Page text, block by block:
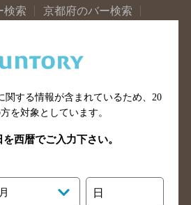
検索
京都府のバー検索
索
和歌山県のバー検索
検索
鳥取県のバー検索
検索
徳島県のバー検索
検索
愛媛県のバー検索
索
索
佐賀県のバー検索
関する情報が含まれているため、 20
を対象としています。
西暦でご入力下さい。
月 日